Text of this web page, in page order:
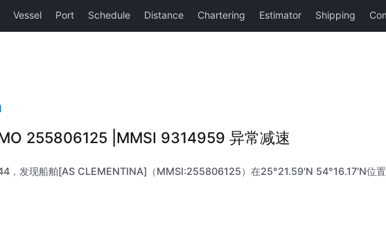
255806125 |MMSI 9314959 异常减速
发现船舶[AS CLEMENTINA]（MMSI:255806125）在25°21.59'N 54°16.17'N位置